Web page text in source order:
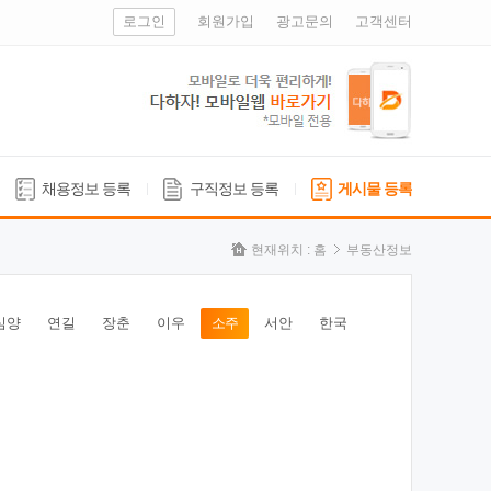
로그인 회원가입 광고문의 고객센터
채용정보 등록 구직정보 등록 게시물 등록
현재위치 : 홈 부동산정보
양 연길 장춘 이우 소주 서안 한국